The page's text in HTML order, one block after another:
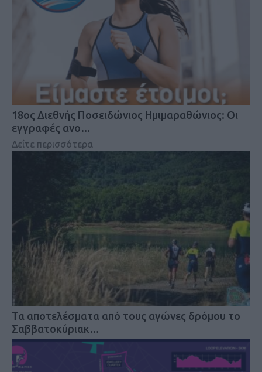
18oς Διεθνής Ποσειδώνιος Ημιμαραθώνιος: Οι
εγγραφές ανο…
Δείτε περισσότερα
Τα αποτελέσματα από τους αγώνες δρόμου το
Σαββατοκύριακ…